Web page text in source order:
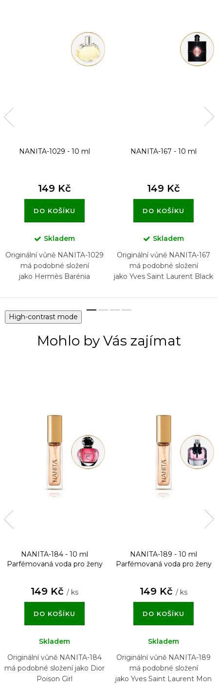
NANITA-1029 - 10 ml
149 Kč
DO KOŠÍKU
Skladem
Originální vůně NANITA-1029
má podobné složení
jako Hermès Barénia
NANITA-167 - 10 ml
149 Kč
DO KOŠÍKU
Skladem
Originální vůně NANITA-167
má podobné složení
jako Yves Saint Laurent Black
High-contrast mode
Mohlo by Vás zajímat
NANITA-184 - 10 ml
Parfémovaná voda pro ženy
149 Kč / ks
DO KOŠÍKU
Skladem
Originální vůně NANITA-184
má podobné složení jako Dior
Poison Girl
NANITA-189 - 10 ml
Parfémovaná voda pro ženy
149 Kč / ks
DO KOŠÍKU
Skladem
Originální vůně NANITA-189
má podobné složení
jako Yves Saint Laurent Mon